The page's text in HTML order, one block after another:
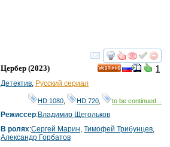
смотреть
1
Цербер (2023)
Детектив, Русский сериал
HD 1080 HD 720 to be continued...
Режиссер:Владимир Щегольков
В ролях:Сергей Марин, Тимофей Трибунцев,
Александр Горбатов